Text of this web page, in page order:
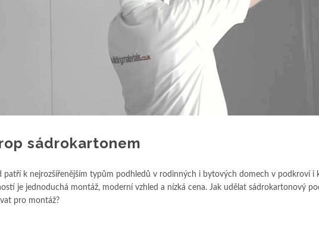
sádrokartonem
patří k nejrozšířenějším typům podhledů v rodinných i bytových domech v podkroví i
je jednoduchá montáž, moderní vzhled a nízká cena. Jak udělat sádrokartonový
pro montáž?